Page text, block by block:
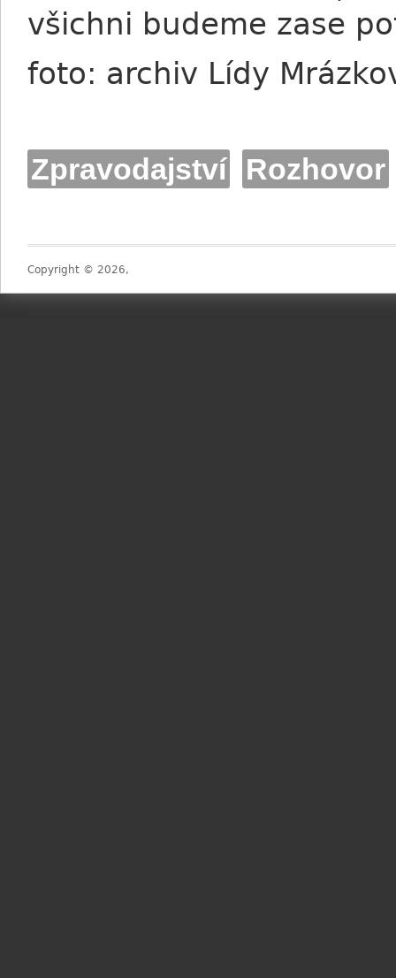
všichni budeme zase
foto: archiv Lídy
Zpravodajství Rozhovor
Copyright © 2026,